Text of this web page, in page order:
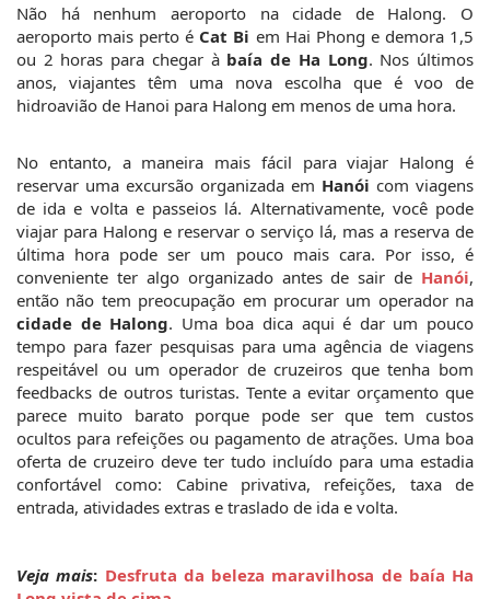
Não há nenhum aeroporto na cidade de Halong. O
aeroporto mais perto é Cat Bi em Hai Phong e demora 1,5
ou 2 horas para chegar à baía de Ha Long. Nos últimos
anos, viajantes têm uma nova escolha que é voo de
hidroavião de Hanoi para Halong em menos de uma hora.
No entanto, a maneira mais fácil para viajar Halong é
reservar uma excursão organizada em Hanói com viagens
de ida e volta e passeios lá. Alternativamente, você pode
viajar para Halong e reservar o serviço lá, mas a reserva de
última hora pode ser um pouco mais cara. Por isso, é
conveniente ter algo organizado antes de sair de Hanói,
cidade de Halong. Uma boa dica aqui é dar um pouco
tempo para fazer pesquisas para uma agência de viagens
respeitável ou um operador de cruzeiros que tenha bom
feedbacks de outros turistas. Tente a evitar orçamento que
parece muito barato porque pode ser que tem custos
ocultos para refeições ou pagamento de atrações. Uma boa
oferta de cruzeiro deve ter tudo incluído para uma estadia
confortável como: Cabine privativa, refeições, taxa de
entrada, atividades extras e traslado de ida e volta.
Veja mais: Desfruta da beleza maravilhosa de baía Ha